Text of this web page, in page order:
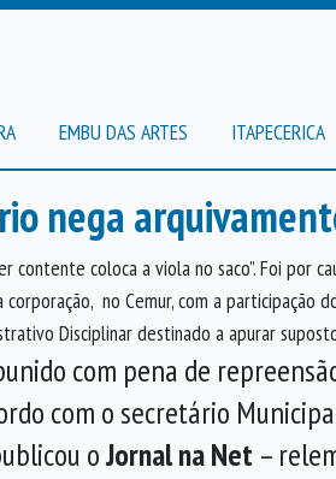
EMBU DAS ARTES ITAPECERICA
nega
contente coloca a viola no saco”. Foi por
no Cemur, com a participação
Disciplinar destinado a apurar
com pena de
com o secretário
oJornal na Net –